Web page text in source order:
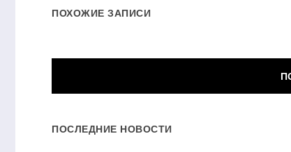
ПОХОЖИЕ ЗАПИСИ
ПОСЛЕДНИЕ НОВОСТИ